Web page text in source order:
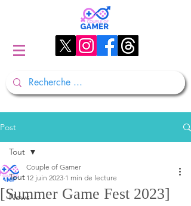
Post
Tout
News
Tout
[Summer Game Fest 2023]
Couple of Gamer
12 juin 2023 1 min de lecture